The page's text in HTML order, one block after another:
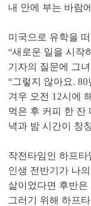
내 안에 부는 바람
미국으로 유학을
“새로운 일을 시작
기자의 질문에 그
“그렇지 않아요.
겨우 오전 12시에
먹은 후 커피 한 잔
녁과 밤 시간이 창
작전타임인 하프
인생 전반기가 나
삶이었다면 후반은
그러기 위해 하프